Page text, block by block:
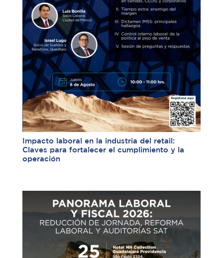
Impacto laboral en la industria del retail:
Claves para fortalecer el cumplimiento y la
operación